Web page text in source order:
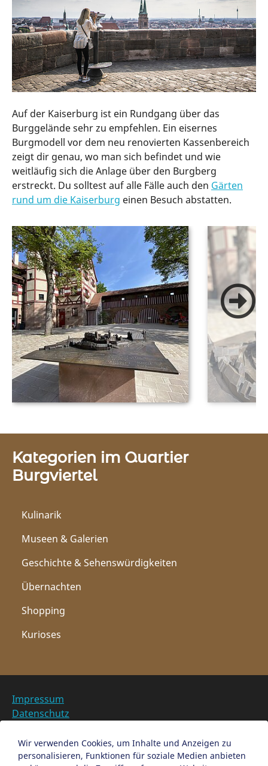
Auf der Kaiserburg ist ein Rundgang über das
Burggelände sehr zu empfehlen. Ein eisernes
Burgmodell vor dem neu renovierten Kassenbereich
zeigt dir genau, wo man sich befindet und wie
weitläufig sich die Anlage über den Burgberg
erstreckt. Du solltest auf alle Fälle auch den Gärten
rund um die Kaiserburg einen Besuch abstatten.
Kategorien im Quartier
Burgviertel
Kulinarik
Museen & Galerien
Geschichte & Sehenswürdigkeiten
Übernachten
Shopping
Kurioses
Impressum
Datenschutz
Datenschutzeinstellungen anpassen
Wir verwenden Cookies, um Inhalte und Anzeigen zu
personalisieren, Funktionen für soziale Medien anbieten